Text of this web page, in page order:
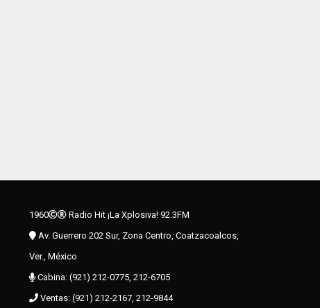
1960
Radio Hit ¡La Xplosiva! 92.3FM
Av. Guerrero 202 Sur, Zona Centro, Coatzacoalcos,
Ver., México
Cabina: (921) 212-0775, 212-6705
Ventas: (921) 212-2167, 212-9844